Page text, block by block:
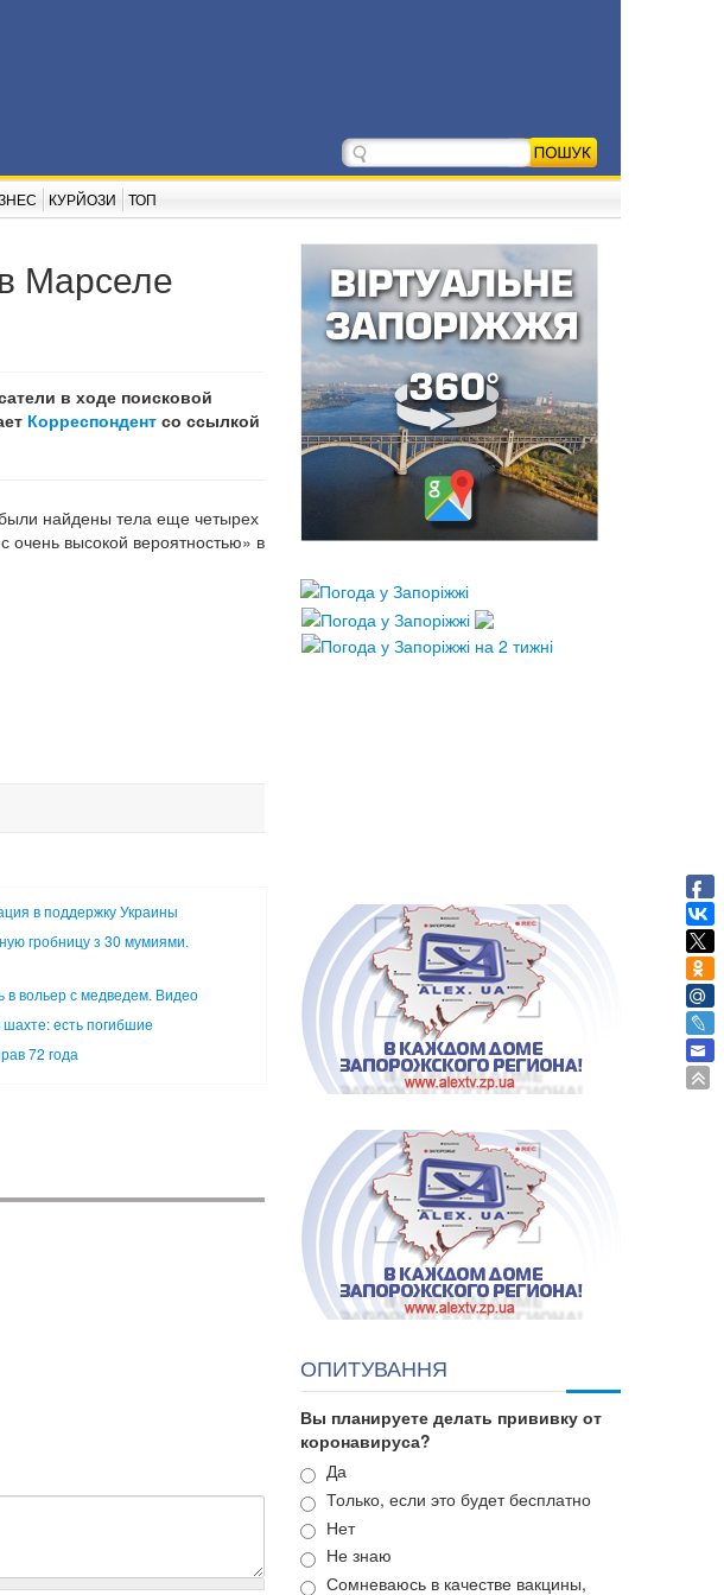
КУРЙОЗИ ТОП
Марселе
в ходе поисковой
Корреспондент со ссылкой
найдены тела еще четырех
высокой вероятностью» в
в поддержку Украины
гробницу з 30 мумиями.
в вольер с медведем. Видео
есть погибшие
72 года
ОПИТУВАННЯ
Вы планируете делать прививку от
коронавируса?
Варианты
Да
Только, если это будет бесплатно
Нет
Не знаю
Сомневаюсь в качестве вакцины,